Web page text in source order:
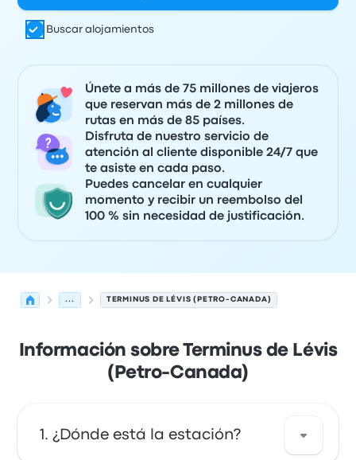
Buscar alojamientos
Únete a más de 75 millones de viajeros
que reservan más de 2 millones de
rutas en más de 85 países.
Disfruta de nuestro servicio de
atención al cliente disponible 24/7 que
te asiste en cada paso.
Puedes cancelar en cualquier
momento y recibir un reembolso del
100 % sin necesidad de justificación.
... TERMINUS DE LÉVIS (PETRO-CANADA)
Información sobre Terminus de Lévis
(Petro-Canada)
¿Dónde está la estación?